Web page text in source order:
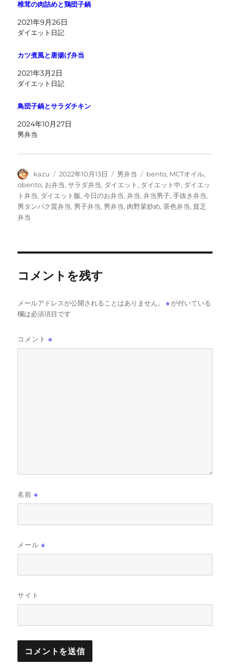
椎茸の肉詰めと鶏団子鍋
2021年9月26日
ダイエット日記
カツ煮風と唐揚げ弁当
2021年3月2日
ダイエット日記
鳥団子鍋とサラダチキン
2024年10月27日
男弁当
投
稿
者
kazu
投
稿
日:
2022年10月13日
カ
テ
ゴ
リ
男弁当
タ
グ
bento, MCTオイル,
obento, お弁当,サラダ弁当, ダイエット , ダイエット中, ダイエッ
ト弁当, ダイエット飯,今日のお弁当,弁当,弁当男子,手抜き弁当,
男タンパク質弁当, 男子弁当, 男弁当, 肉野菜炒め,茶色弁当,貧乏
弁当
コメントを残す
メールアドレスが公開されることはありません。 ※ が付いている
欄は必須項目です
コメント※
名前※
メール※
サイト